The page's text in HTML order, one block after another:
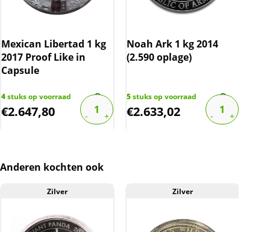
-totaal wordt geleverd in en mooie houten
Schaarste
De munt zal wereldwijd verschijnen in een
een prijsopdrijvend effect in de nabije
Mexican Libertad 1 kg
2017 Proof Like in
Capsule
4stuks op voorraad
€2.647,80
Noah Ark 1 kg 2014
(2.590 oplage)
5stuks op voorraad
€2.633,02
Anderen kochten ook
Zilver Zilver